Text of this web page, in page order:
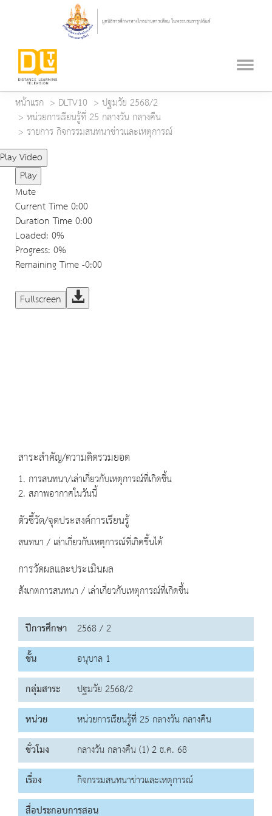
หน้าแรก DLTV10
ปฐมวัย 2568/2
หน่วยการเรียนรู้ที่ 25 กลางวัน กลางคืน
รายการ กิจกรรมสนทนาข่าวและเหตุการณ์
Play Video
Play
Mute
Current Time0:00
Duration Time0:00
Loaded: 0%
Progress: 0%
Remaining Time-0:00
Fullscreen
สาระสำคัญ/ความคิดรวมยอด
1. การสนทนา/เล่าเกี่ยวกับเหตุการณ์ที่เกิดขึ้น
2. สภาพอากาศในวันนี้
ตัวชี้วัด/จุดประสงค์การเรียนรู้
สนทนา / เล่าเกี่ยวกับเหตุการณ์ที่เกิดขึ้นได้
การวัดผลและประเมินผล
สังเกตการสนทนา / เล่าเกี่ยวกับเหตุการณ์ที่เกิดขึ้น
ปีการศึกษา 2568 / 2
ชั้น
อนุบาล 1
กลุ่มสาระ
ปฐมวัย 2568/2
หน่วย
หน่วยการเรียนรู้ที่ 25 กลางวัน กลางคืน
ชั่วโมง
กลางวัน กลางคืน (1) 2 ธ.ค. 68
เรื่อง
กิจกรรมสนทนาข่าวและเหตุการณ์
สื่อประกอบการสอน